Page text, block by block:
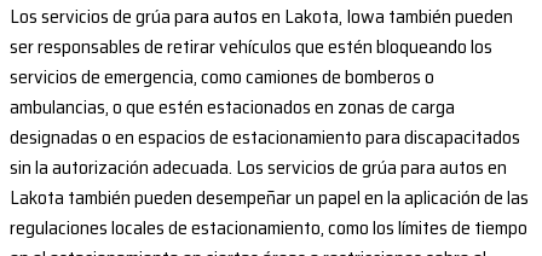
Los servicios de grúa para autos en Lakota, Iowa también pueden
ser responsables de retirar vehículos que estén bloqueando los
servicios de emergencia, como camiones de bomberos o
ambulancias, o que estén estacionados en zonas de carga
designadas o en espacios de estacionamiento para discapacitados
sin la autorización adecuada. Los servicios de grúa para autos en
Lakota también pueden desempeñar un papel en la aplicación de las
regulaciones locales de estacionamiento, como los límites de tiempo